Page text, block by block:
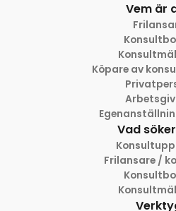
Vem är
Köpare av
Vad
Frilansare /